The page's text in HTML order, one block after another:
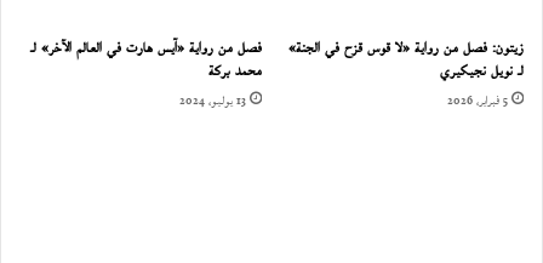
زيتون: فصل من رواية «لا قوس قزح في الجنة»
لـ نويل نجيكيري
5 فبراير، 2026
فصل من رواية «آيس هارت في العالم الآخر» لـ
محمد بركة
13 يوليو، 2024